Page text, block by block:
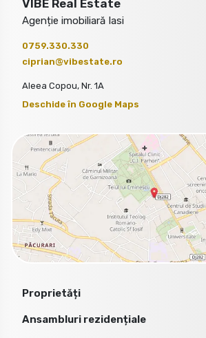
VIBE Real Estate
Agenție imobiliară Iasi
0759.330.330
ciprian@vibestate.ro
Aleea Copou, Nr. 1A
Deschide în Google Maps
Proprietăți
Ansambluri rezidențiale